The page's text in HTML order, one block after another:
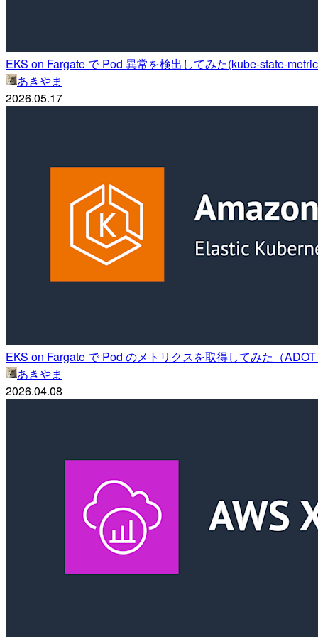
EKS on Fargate で Pod 異常を検出してみた(kube-state-
あきやま
2026.05.17
EKS on Fargate で Pod のメトリクスを取得してみた（
あきやま
2026.04.08